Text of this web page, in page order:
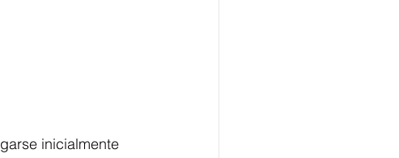
inicialmente